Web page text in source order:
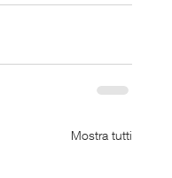
Mostra tutti